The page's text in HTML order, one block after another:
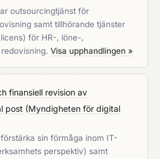
outsourcingtjänst för
samt tillhörande tjänster
för HR-, löne-,
Visa upphandlingen »
finansiell revision av
post (Myndigheten för digital
sin förmåga inom IT-
perspektiv) samt